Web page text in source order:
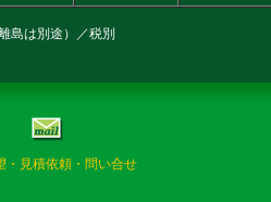
島は別途）／税別
・見積依頼・問い合せ